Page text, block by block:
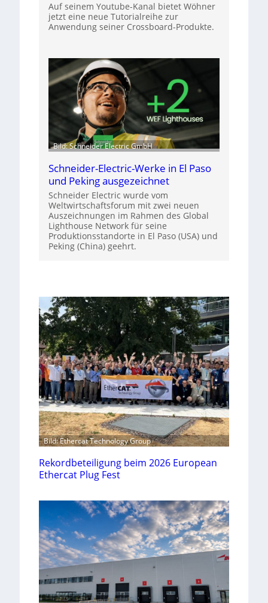
Auf seinem Youtube-Kanal bietet Wöhner
jetzt eine neue Tutorialreihe zur
Anwendung seiner Crossboard-Produkte.
Bild: Schneider Electric GmbH
Schneider-Electric-Werke in El Paso
und Peking ausgezeichnet
Schneider Electric wurde vom
Weltwirtschaftsforum mit zwei neuen
Auszeichnungen im Rahmen des Global
Lighthouse Network für seine
Produktionsstandorte in El Paso (USA) und
Peking (China) geehrt.
Bild: Ethercat Technology Group
Rekordbeteiligung beim 2026 European
Ethercat Plug Fest